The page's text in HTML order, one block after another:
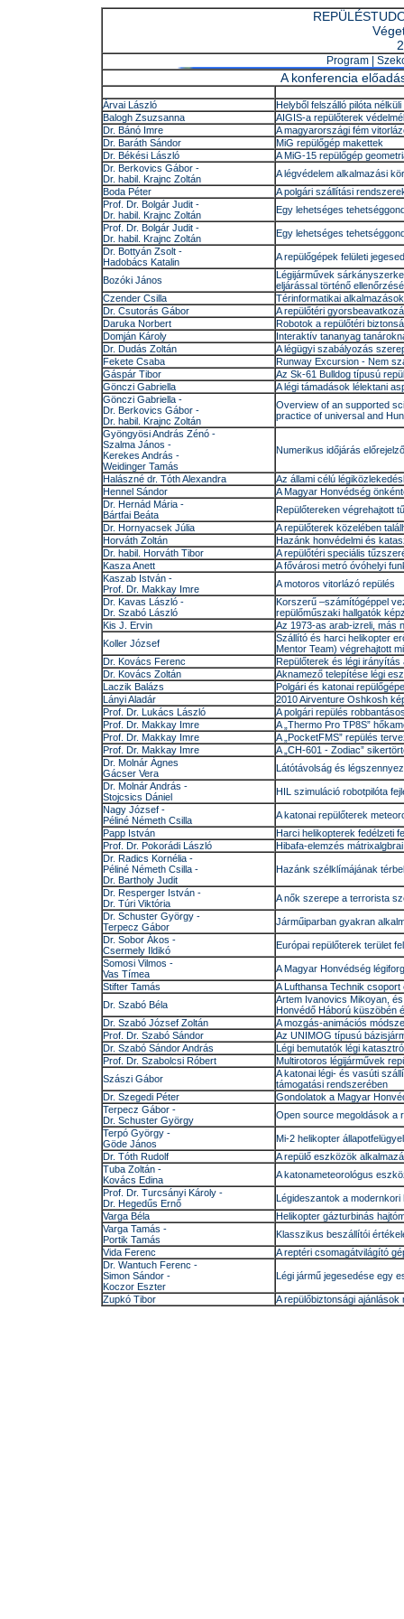
Program
A konferencia
Árvai László
Helyből felszálló pilóta
Balogh Zsuzsanna
AIGIS-a repülőterek
Dr. Bánó Imre
A magyarországi fém
Dr. Baráth Sándor
MiG repülőgép makettek
Dr. Békési László
A MiG-15 repülőgép
Dr. Berkovics Gábor -
Dr. habil. Krajnc Zoltán
A légvédelem alkalmazási
Boda Péter
A polgári szállítási
Prof. Dr. Bolgár Judit -
Dr. habil. Krajnc Zoltán
Egy lehetséges
Prof. Dr. Bolgár Judit -
Dr. habil. Krajnc Zoltán
Egy lehetséges
Dr. Bottyán Zsolt -
Hadobács Katalin
A repülőgépek felületi
Bozóki János
Légijárművek
eljárással történő
Czender Csilla
Térinformatikai
Dr. Csutorás Gábor
A repülőtéri
Daruka Norbert
Robotok a repülőtéri
Domján Károly
Interaktív tananyag
Dr. Dudás Zoltán
A légügyi szabályozás
Fekete Csaba
Runway Excursion - Nem
Gáspár Tibor
Az Sk-61 Bulldog típusú
Gönczi Gabriella
A légi támadások lélektani
Gönczi Gabriella -
Dr. Berkovics Gábor -
Dr. habil. Krajnc Zoltán
Overview of an supported
practice of universal and
Gyöngyösi András Zénó -
Szalma János -
Kerekes András -
Weidinger Tamás
Numerikus időjárás
Halászné dr. Tóth Alexandra
Az állami célú
Hennel Sándor
A Magyar Honvédség
Dr. Hernád Mária -
Bártfai Beáta
Repülőtereken végrehajtott
Dr. Hornyacsek Júlia
A repülőterek közelében
Horváth Zoltán
Hazánk honvédelmi és
Dr. habil. Horváth Tibor
A repülőtéri speciális
Kasza Anett
A fővárosi metró óvóhelyi
Kaszab István -
Prof. Dr. Makkay Imre
A motoros vitorlázó repülés
Dr. Kavas László -
Dr. Szabó László
Korszerű –számítógéppel
repülőműszaki hallgatók
Kis J. Ervin
Az 1973-as arab-izreli, más
Koller József
Szállító és harci helikopter
Mentor Team) végrehajtott
Dr. Kovács Ferenc
Repülőterek és légi
Dr. Kovács Zoltán
Aknamező telepítése légi
Laczik Balázs
Polgári és katonai
Lányi Aladár
2010 Airventure Oshkosh
Prof. Dr. Lukács László
A polgári repülés
Prof. Dr. Makkay Imre
A „Thermo Pro TP8S”
Prof. Dr. Makkay Imre
A „PocketFMS” repülés
Prof. Dr. Makkay Imre
A „CH-601 - Zodiac”
Dr. Molnár Ágnes
Gácser Vera
Látótávolság és
Dr. Molnár András -
Stojcsics Dániel
HIL szimuláció robotpilóta
Nagy József -
Péliné Németh Csilla
A katonai repülőterek
Papp István
Harci helikopterek fedélzeti
Prof. Dr. Pokorádi László
Hibafa-elemzés
Dr. Radics Kornélia -
Péliné Németh Csilla -
Dr. Bartholy Judit
Hazánk szélklímájának
Dr. Resperger István -
Dr. Túri Viktória
A nők szerepe a terrorista
Dr. Schuster György -
Terpecz Gábor
Járműiparban gyakran
Dr. Sobor Ákos -
Csermely Ildikó
Európai repülőterek terület
Somosi Vilmos -
Vas Tímea
A Magyar Honvédség
Stifter Tamás
A Lufthansa Technik
Dr. Szabó Béla
Artem Ivanovics Mikoyan,
Honvédő Háború küszöbén
Dr. Szabó József Zoltán
A mozgás-animációs
Prof. Dr. Szabó Sándor
Az UNIMOG típusú
Dr. Szabó Sándor András
Légi bemutatók légi
Prof. Dr. Szabolcsi Róbert
Multirotoros légijárművek
Szászi Gábor
A katonai légi- és vasúti
támogatási rendszerében
Dr. Szegedi Péter
Gondolatok a Magyar
Terpecz Gábor -
Dr. Schuster György
Open source megoldások a
Terpó György -
Göde János
Mi-2 helikopter
Dr. Tóth Rudolf
A repülő eszközök
Tuba Zoltán -
Kovács Edina
A katonameteorológus
Prof. Dr. Turcsányi Károly -
Dr. Hegedűs Ernő
Légideszantok a
Varga Béla
Helikopter gázturbinás
Varga Tamás -
Portik Tamás
Klasszikus beszállítói
Vida Ferenc
A reptéri csomagátvilágító
Dr. Wantuch Ferenc -
Simon Sándor -
Koczor Eszter
Légi jármű jegesedése egy
Zupkó Tibor A repülőbiztonsági